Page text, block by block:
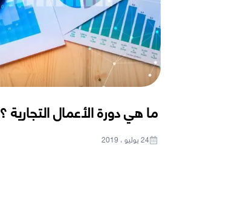
ما هي دورة الأعمال التجارية ؟
24 يوليو ، 2019